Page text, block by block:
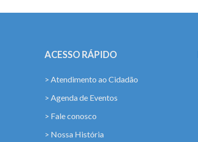
ACESSO RÁPIDO
> Atendimento ao Cidadão
> Agenda de Eventos
> Fale conosco
> Nossa História